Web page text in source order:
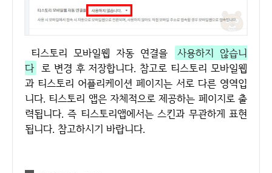
티스토리 모바일웹 자동 연결을
사용하지 않습니
다 로 변경 후 저장합니다. 참고로 티스토리 모바일웹
과 티스토리 어플리케이션 페이지는 서로 다른 영역입
니다. 티스토리 앱은 자체적으로 제공하는 페이지로 출
력됩니다. 즉 티스토리앱에서는 스킨과 무관하게 표현
됩니다. 참고하시기 바랍니다.